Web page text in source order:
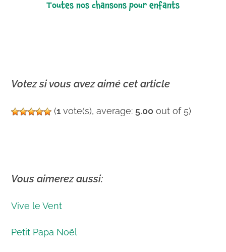
toutes nos chansons pour enfants
Votez si vous avez aimé cet article
(1 vote(s), average: 5.00 out of 5)
Vous aimerez aussi:
Vive le Vent
Petit Papa Noël